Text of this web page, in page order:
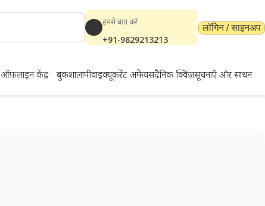
हमसे बात करें
+91-9829213213
लॉगिन / साइनअप
ऑफ़लाइन केंद्र बुकशालापीवाईक्यूकरेंट अफेयर्सदैनिक क्विज़सूचनाएँ और साधन